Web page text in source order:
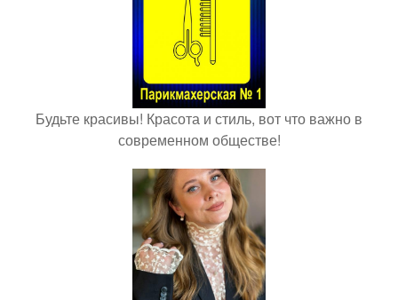
Будьте красивы! Красота и стиль, вот что важно в
современном обществе!